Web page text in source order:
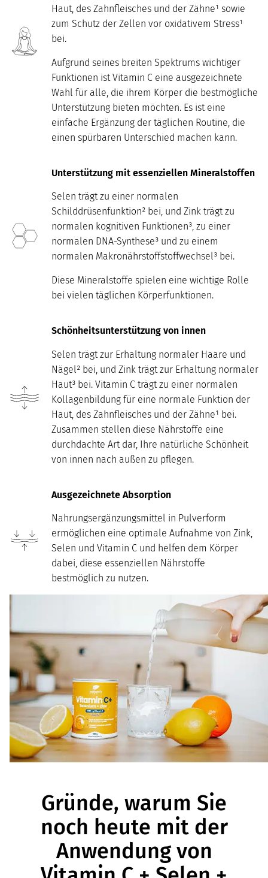
Haut, des Zahnfleisches und der Zähne¹ sowie
zum Schutz der Zellen vor oxidativem Stress¹
bei.
Aufgrund seines breiten Spektrums wichtiger
Funktionen ist Vitamin C eine ausgezeichnete
Wahl für alle, die ihrem Körper die bestmögliche
Unterstützung bieten möchten. Es ist eine
einfache Ergänzung der täglichen Routine, die
einen spürbaren Unterschied machen kann.
Unterstützung mit essenziellen Mineralstoffen
Selen trägt zu einer normalen
Schilddrüsenfunktion² bei, und Zink trägt zu
normalen kognitiven Funktionen³, zu einer
normalen DNA-Synthese³ und zu einem
normalen Makronährstoffstoffwechsel³ bei.
Diese Mineralstoffe spielen eine wichtige Rolle
bei vielen täglichen Körperfunktionen.
Schönheitsunterstützung von innen
Selen trägt zur Erhaltung normaler Haare und
Nägel² bei, und Zink trägt zur Erhaltung normaler
Haut³ bei. Vitamin C trägt zu einer normalen
Kollagenbildung für eine normale Funktion der
Haut, des Zahnfleisches und der Zähne¹ bei.
Zusammen stellen diese Nährstoffe eine
durchdachte Art dar, Ihre natürliche Schönheit
von innen nach außen zu pflegen.
Ausgezeichnete Absorption
Nahrungsergänzungsmittel in Pulverform
ermöglichen eine optimale Aufnahme von Zink,
Selen und Vitamin C und helfen dem Körper
dabei, diese essenziellen Nährstoffe
bestmöglich zu nutzen.
Gründe, warum Sie
noch heute mit der
Anwendung von